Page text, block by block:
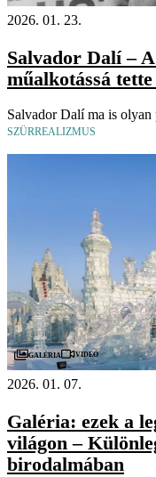
2026. 01. 23.
Salvador Dalí –
műalkotássá
Salvador Dalí ma is
SZÜRREALIZMUS
Galéria Videó
2026. 01. 07.
Galéria: ezek a
világon –
birodalmában